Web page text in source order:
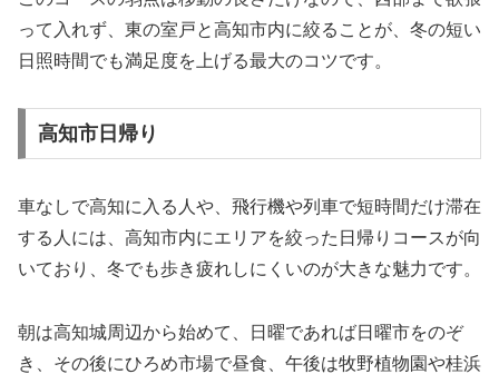
って入れず、東の室戸と高知市内に絞ることが、冬の短い
日照時間でも満足度を上げる最大のコツです。
高知市日帰り
車なしで高知に入る人や、飛行機や列車で短時間だけ滞在
する人には、高知市内にエリアを絞った日帰りコースが向
いており、冬でも歩き疲れしにくいのが大きな魅力です。
朝は高知城周辺から始めて、日曜であれば日曜市をのぞ
き、その後にひろめ市場で昼食、午後は牧野植物園や桂浜